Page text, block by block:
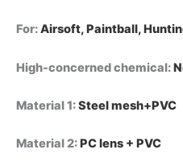
For:Airsoft, Paintball,
High-concerned chemical:
Material 1:Steel mesh+PVC
Material 2: PC lens + PVC